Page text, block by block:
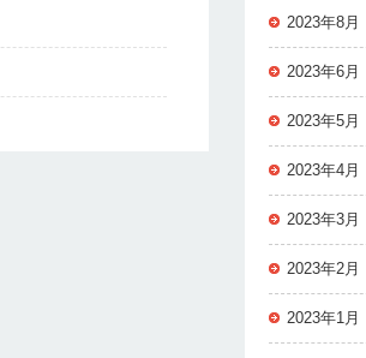
2023年8月
2023年6月
2023年5月
2023年4月
2023年3月
2023年2月
2023年1月